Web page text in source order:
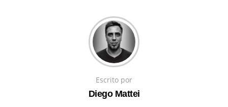
Escrito por
Diego Mattei